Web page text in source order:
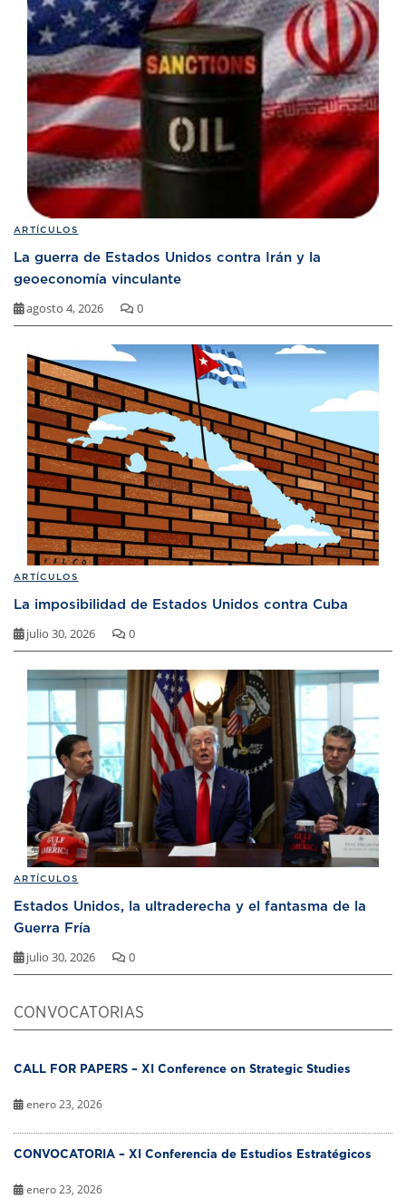
ARTÍCULOS
La guerra de Estados Unidos contra Irán y la
geoeconomía vinculante
agosto 4, 2026 0
ARTÍCULOS
La imposibilidad de Estados Unidos contra Cuba
julio 30, 2026 0
ARTÍCULOS
Estados Unidos, la ultraderecha y el fantasma de la
Guerra Fría
julio 30, 2026 0
CONVOCATORIAS
CALL FOR PAPERS – XI Conference on Strategic Studies
enero 23, 2026
CONVOCATORIA – XI Conferencia de Estudios Estratégicos
enero 23, 2026